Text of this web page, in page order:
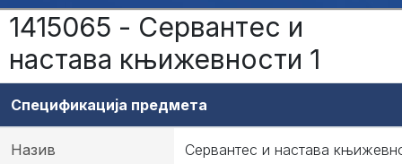
1415065 - Сервантес и
настава књижевности 1
Спецификација предмета
Назив Сервантес и настава